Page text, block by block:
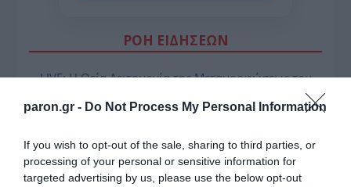
paron.gr - Do Not Process My Personal Information
If you wish to opt-out of the sale, sharing to third parties, or
processing of your personal or sensitive information for
targeted advertising by us, please use the below opt-out
ΡΟΗ ΕΙΔΗΣΕΩΝ
LIVE: Η Θεία Λειτουργία της Μεταμορφώσεως του
Παναθηναϊκός – ΤΣΣΚΑ 1948 1-1: «Στραβοπάτημα»
στο ΟΑΚΑ